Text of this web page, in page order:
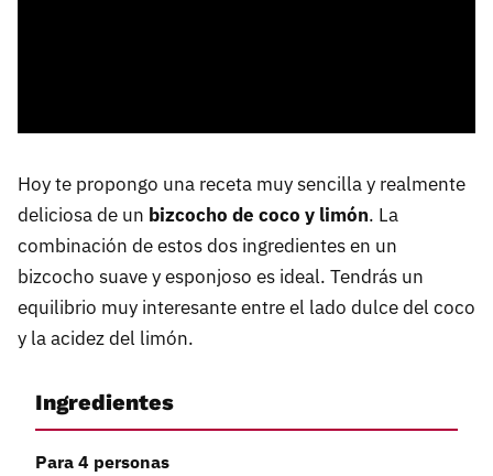
Hoy te propongo una receta muy sencilla y realmente
deliciosa de un bizcocho de coco y limón. La
combinación de estos dos ingredientes en un
bizcocho suave y esponjoso es ideal. Tendrás un
equilibrio muy interesante entre el lado dulce del coco
y la acidez del limón.
Ingredientes
Para 4 personas